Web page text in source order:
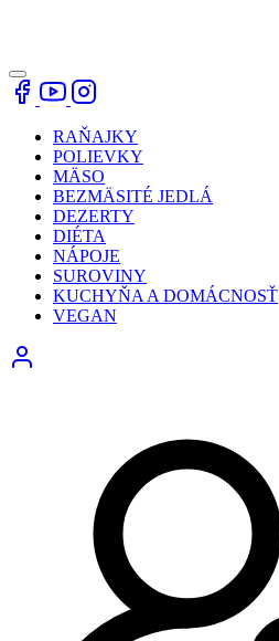
RAŇAJKY
POLIEVKY
MÄSO
BEZMÄSITÉ JEDLÁ
DEZERTY
DIÉTA
NÁPOJE
SUROVINY
KUCHYŇA A DOMÁCNOSŤ
VEGAN